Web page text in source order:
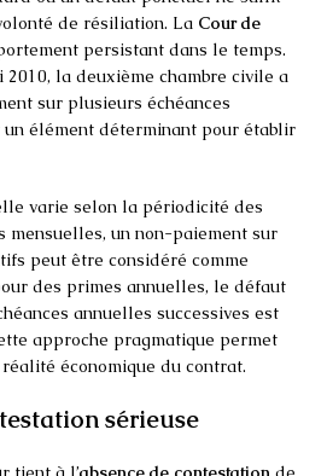
de résiliation. La Cour de
persistant dans le temps.
2010, la deuxième chambre civile a
sur plusieurs échéances
élément déterminant pour établir
varie selon la périodicité des
mensuelles, un non-paiement sur
peut être considéré comme
des primes annuelles, le défaut
annuelles successives est
approche pragmatique permet
économique du contrat.
sérieuse